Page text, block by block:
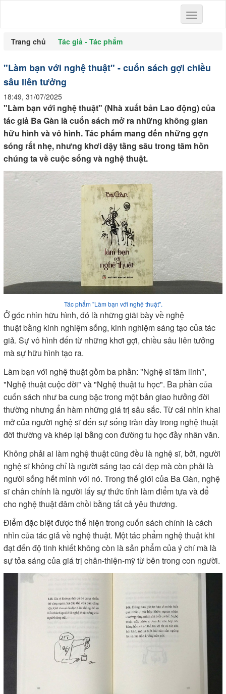
Toggle
navigation
Trang chủ
Tác giả - Tác phẩm
"Làm bạn với nghệ thuật" - cuốn sách gợi chiều
sâu liên tưởng
18:49, 31/07/2025
"Làm bạn với nghệ thuật" (Nhà xuất bản Lao động) của
tác giả Ba Gàn là cuốn sách mở ra những không gian
hữu hình và vô hình. Tác phẩm mang đến những gợn
sóng rất nhẹ, nhưng khơi dậy tầng sâu trong tâm hồn
chúng ta về cuộc sống và nghệ thuật.
Tác phẩm "Làm bạn với nghệ thuật".
Ở góc nhìn hữu hình, đó là những giãi bày về nghệ
thuật bằng kinh nghiệm sống, kinh nghiệm sáng tạo của tác
giả. Sự vô hình đến từ những khơi gợi, chiều sâu liên tưởng
mà sự hữu hình tạo ra.
Làm bạn với nghệ thuật gồm ba phần: "Nghệ sĩ tâm linh",
"Nghệ thuật cuộc đời" và "Nghệ thuật tu học". Ba phần của
cuốn sách như ba cung bậc trong một bản giao hưởng đời
thường nhưng ẩn hàm những giá trị sâu sắc. Từ cái nhìn khai
mở của người nghệ sĩ đến sự sống tràn đầy trong nghệ thuật
đời thường và khép lại bằng con đường tu học đầy nhân văn.
Không phải ai làm nghệ thuật cũng đều là nghệ sĩ, bởi, người
nghệ sĩ không chỉ là người sáng tạo cái đẹp mà còn phải là
người sống hết mình với nó. Trong thế giới của Ba Gàn, nghệ
sĩ chân chính là người lấy sự thức tỉnh làm điểm tựa và để
cho nghệ thuật đâm chồi bằng tất cả yêu thương.
Điểm đặc biệt được thể hiện trong cuốn sách chính là cách
nhìn của tác giả về nghệ thuật. Một tác phẩm nghệ thuật khi
đạt đến độ tinh khiết không còn là sản phẩm của ý chí mà là
sự tỏa sáng của giá trị chân-thiện-mỹ từ bên trong con người.